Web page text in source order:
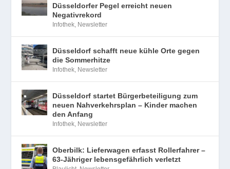
Düsseldorfer Pegel erreicht neuen
Negativrekord
Infothek Newsletter
Düsseldorf schafft neue kühle Orte gegen
die Sommerhitze
Infothek Newsletter
Düsseldorf startet Bürgerbeteiligung zum
neuen Nahverkehrsplan – Kinder machen
den Anfang
Infothek Newsletter
Oberbilk: Lieferwagen erfasst Rollerfahrer –
63-Jähriger lebensgefährlich verletzt